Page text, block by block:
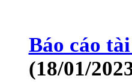
Báo cáo
(18/01/